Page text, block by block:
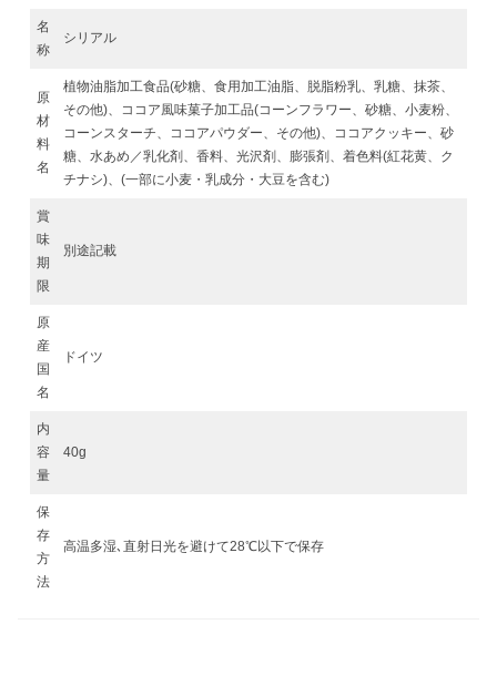
名
称
シリアル
原
材
料
名
植物油脂加工食品(砂糖、食用加工油脂、脱脂粉乳、乳糖、抹茶、
その他)、ココア風味菓子加工品(コーンフラワー、砂糖、小麦粉、
コーンスターチ、ココアパウダー、その他)、ココアクッキー、砂
糖、水あめ／乳化剤、香料、光沢剤、膨張剤、着色料(紅花黄、ク
チナシ)、(一部に小麦・乳成分・大豆を含む)
賞
味
期
限
別途記載
原
産
国
名
ドイツ
内
容
量
40g
保
存
方
法
高温多湿､直射日光を避けて28℃以下で保存